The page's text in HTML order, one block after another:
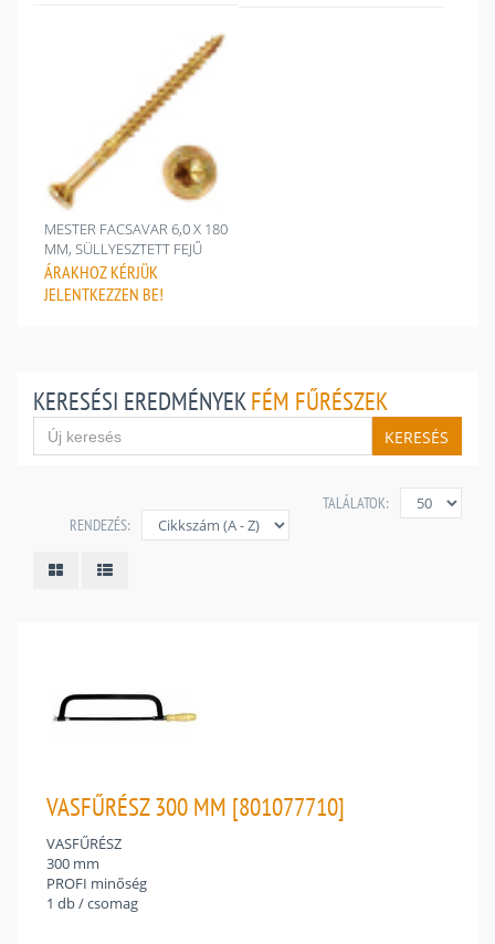
MESTER FACSAVAR 6,0 X 180
MM, SÜLLYESZTETT FEJŰ
ÁRAKHOZ KÉRJÜK
JELENTKEZZEN BE!
KERESÉSI EREDMÉNYEKFÉM FŰRÉSZEK
KERESÉS
TALÁLATOK:
RENDEZÉS:
VASFŰRÉSZ 300 MM [801077710]
VASFŰRÉSZ
300 mm
PROFI minőség
1 db / csomag